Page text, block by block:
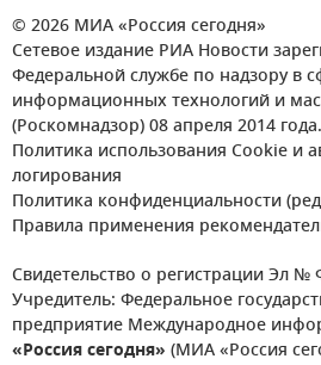
© 2026 МИА «Россия сегодня»
Сетевое издание РИА Новости
Федеральной службе по надзору в
информационных технологий и
(Роскомнадзор) 08 апреля 2014 года.
Политика использования Cookie и
логирования
Политика конфиденциальности
Правила применения
Свидетельство о регистрации Эл №
Учредитель: Федеральное
предприятие Международное
«Россия сегодня» (МИА «Россия